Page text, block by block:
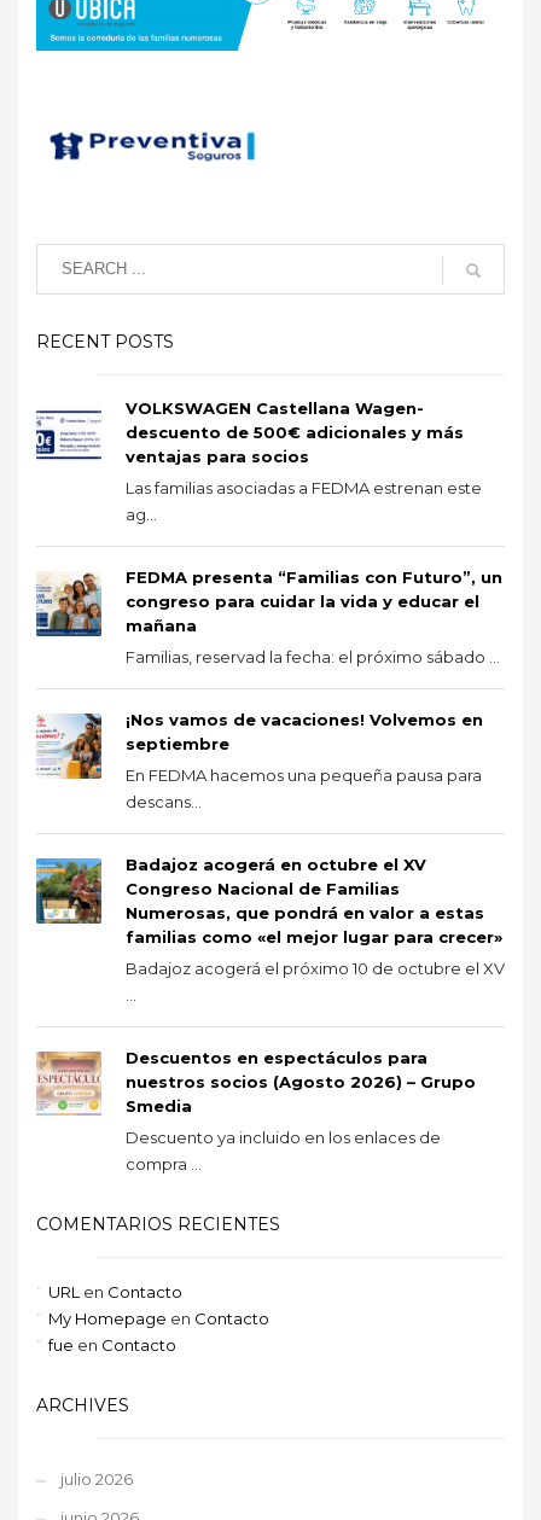
RECENT POSTS
VOLKSWAGEN Castellana Wagen-
descuento de 500€ adicionales y más
ventajas para socios
Las familias asociadas a FEDMA estrenan este
ag...
FEDMA presenta “Familias con Futuro”, un
congreso para cuidar la vida y educar el
mañana
Familias, reservad la fecha: el próximo sábado ...
¡Nos vamos de vacaciones! Volvemos en
septiembre
En FEDMA hacemos una pequeña pausa para
descans...
Badajoz acogerá en octubre el XV
Congreso Nacional de Familias
Numerosas, que pondrá en valor a estas
familias como «el mejor lugar para crecer»
Badajoz acogerá el próximo 10 de octubre el XV
Descuentos en espectáculos para
nuestros socios (Agosto 2026) – Grupo
Smedia
Descuento ya incluido en los enlaces de
compra ...
COMENTARIOS RECIENTES
URL en Contacto
My Homepage en Contacto
fue en Contacto
ARCHIVES
julio 2026